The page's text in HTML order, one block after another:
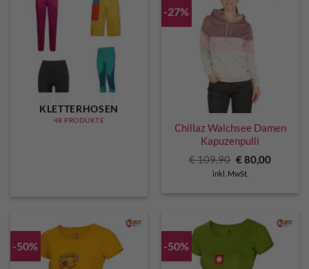
KLETTERHOSEN
48 PRODUKTE
-27%
Chillaz Walchsee Damen
Kapuzenpulli
€109,90 Ursprünglicher
Preis
war:
€80,00
inkl. MwSt.
-50% -50%